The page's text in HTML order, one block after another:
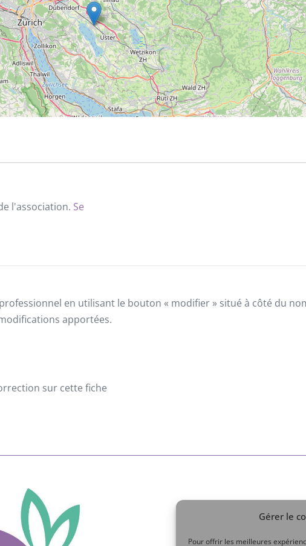
Gérer le
Pour offrir les meilleures
l'association. Se
en utilisant le bouton « modifier » situé à côté du
apportées.
sur cette fiche